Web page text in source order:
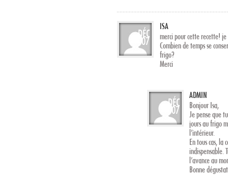
DÉC
07
ISA
merci pour cette recette!
Combien de temps se
frigo?
Merci
DÉC
07
ADMIN
Bonjour Isa,
Je pense que
jours au frigo
l’intérieur.
En tous cas,
indispensable.
l’avance au
Bonne